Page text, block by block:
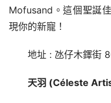
Mofusand。這個聖誕
現你的新寵！
地址 : 氹仔木鐸街
天羽 (Céleste